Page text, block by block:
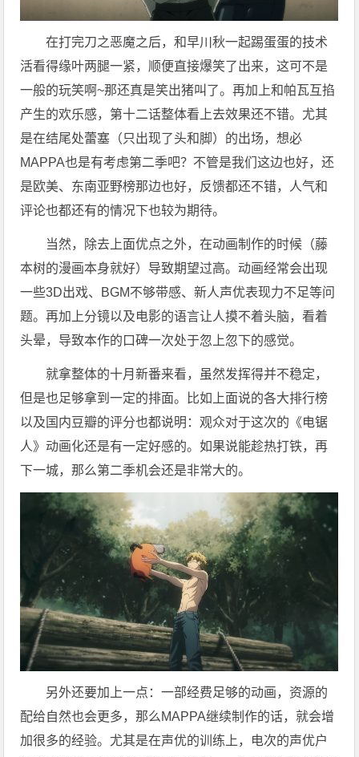
在打完刀之恶魔之后，和早川秋一起踢蛋蛋的技术
活看得缘叶两腿一紧，顺便直接爆笑了出来，这可不是
一般的玩笑啊~那还真是笑出猪叫了。再加上和帕瓦互掐
产生的欢乐感，第十二话整体看上去效果还不错。尤其
是在结尾处蕾塞（只出现了头和脚）的出场，想必
MAPPA也是有考虑第二季吧？不管是我们这边也好，还
是欧美、东南亚野榜那边也好，反馈都还不错，人气和
评论也都还有的情况下也较为期待。
当然，除去上面优点之外，在动画制作的时候（藤
本树的漫画本身就好）导致期望过高。动画经常会出现
一些3D出戏、BGM不够带感、新人声优表现力不足等问
题。再加上分镜以及电影的语言让人摸不着头脑，看着
头晕，导致本作的口碑一次处于忽上忽下的感觉。
就拿整体的十月新番来看，虽然发挥得并不稳定，
但是也足够拿到一定的排面。比如上面说的各大排行榜
以及国内豆瓣的评分也都说明：观众对于这次的《电锯
人》动画化还是有一定好感的。如果说能趁热打铁，再
下一城，那么第二季机会还是非常大的。
另外还要加上一点：一部经费足够的动画，资源的
配给自然也会更多，那么MAPPA继续制作的话，就会增
加很多的经验。尤其是在声优的训练上，电次的声优户